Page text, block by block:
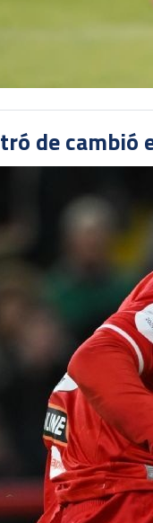
de cambió